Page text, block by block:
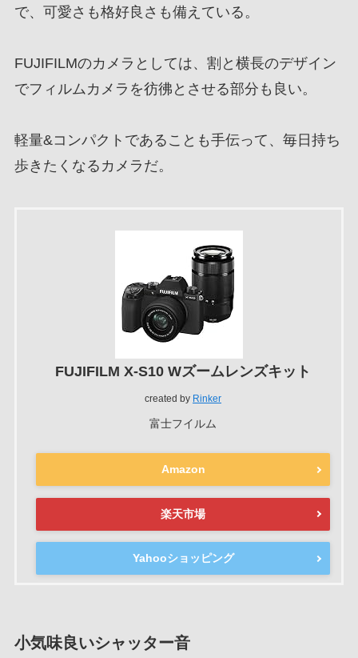
で、可愛さも格好良さも備えている。
FUJIFILMのカメラとしては、割と横長のデザイン
でフィルムカメラを彷彿とさせる部分も良い。
軽量&コンパクトであることも手伝って、毎日持ち
歩きたくなるカメラだ。
FUJIFILM X-S10 Wズームレンズキット
created by Rinker
富士フイルム
Amazon
楽天市場
Yahooショッピング
小気味良いシャッター音